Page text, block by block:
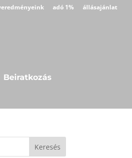
adó 1% állásajánlat
Beiratkozás